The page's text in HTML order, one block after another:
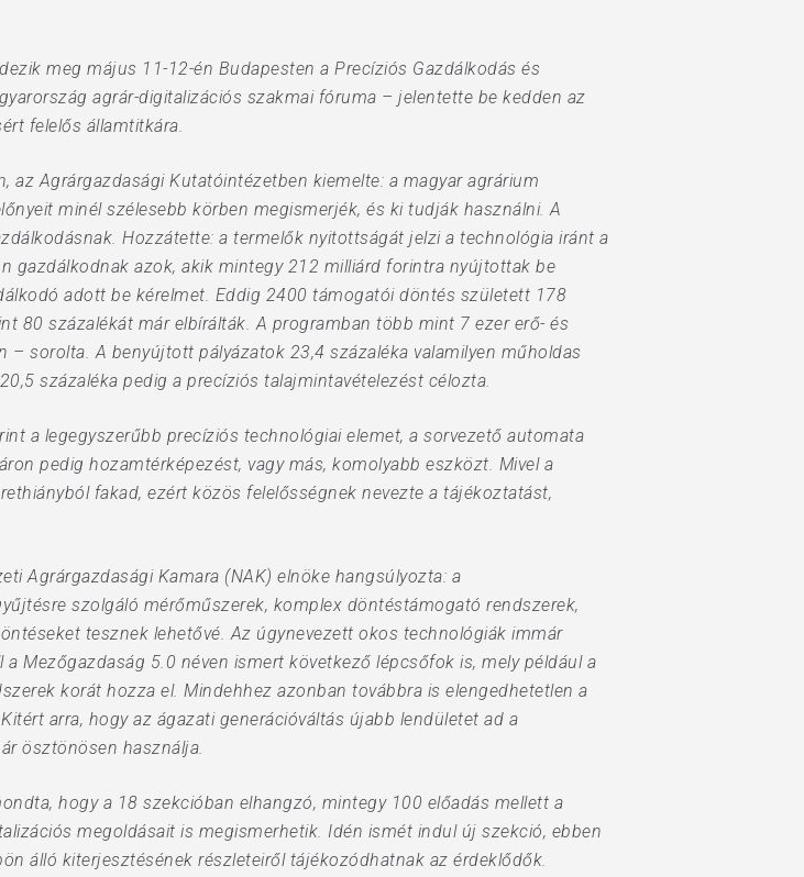
meg május 11-12-én Budapesten a Precíziós Gazdálkodás és
agrár-digitalizációs szakmai fóruma – jelentette be kedden az
felelős államtitkára.
Agrárgazdasági Kutatóintézetben kiemelte: a magyar agrárium
minél szélesebb körben megismerjék, és ki tudják használni. A
Hozzátette: a termelők nyitottságát jelzi a technológia iránt a
gazdálkodnak azok, akik mintegy 212 milliárd forintra nyújtottak be
adott be kérelmet. Eddig 2400 támogatói döntés született 178
80 százalékát már elbírálták. A programban több mint 7 ezer erő- és
sorolta. A benyújtott pályázatok 23,4 százaléka valamilyen műholdas
százaléka pedig a precíziós talajmintavételezést célozta.
a legegyszerűbb precíziós technológiai elemet, a sorvezető automata
pedig hozamtérképezést, vagy más, komolyabb eszközt. Mivel a
fakad, ezért közös felelősségnek nevezte a tájékoztatást,
Agrárgazdasági Kamara (NAK) elnöke hangsúlyozta: a
szolgáló mérőműszerek, komplex döntéstámogató rendszerek,
tesznek lehetővé. Az úgynevezett okos technológiák immár
Mezőgazdaság 5.0 néven ismert következő lépcsőfok is, mely például a
korát hozza el. Mindehhez azonban továbbra is elengedhetetlen a
arra, hogy az ágazati generációváltás újabb lendületet ad a
ösztönösen használja.
hogy a 18 szekcióban elhangzó, mintegy 100 előadás mellett a
megoldásait is megismerhetik. Idén ismét indul új szekció, ebben
álló kiterjesztésének részleteiről tájékozódhatnak az érdeklődők.